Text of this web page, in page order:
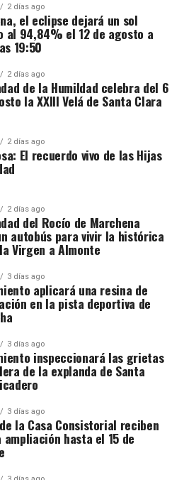
Pereira
portugués afincado en
que Tiziano tenía en
de 1576 es una copia
del maestro veneciano,y fue
de San Juan Bautista de
de Arcos.
Ponce de León,
mantenía una relación
35 horas semanales. Las
pagarse con los siguientes
43: un 25% más.
incluir una compensación
el 10% del salario bruto.
y
ofrecen las mismas
alojamiento y
solamente vivienda o
existen contratos sin
antes de salir:
hora.
del contrato.
horas extraordinarias.
2 días ago
el eclipse dejará un sol
al 94,84% el 12 de agosto a
19:50
2 días ago
de la Humildad celebra del 6
la XXIII Velá de Santa Clara
2 días ago
El recuerdo vivo de las Hijas
2 días ago
del Rocío de Marchena
autobús para vivir la histórica
Virgen a Almonte
3 días ago
aplicará una resina de
en la pista deportiva de
3 días ago
inspeccionará las grietas
de la explanda de Santa
3 días ago
la Casa Consistorial reciben
hasta el 15 de